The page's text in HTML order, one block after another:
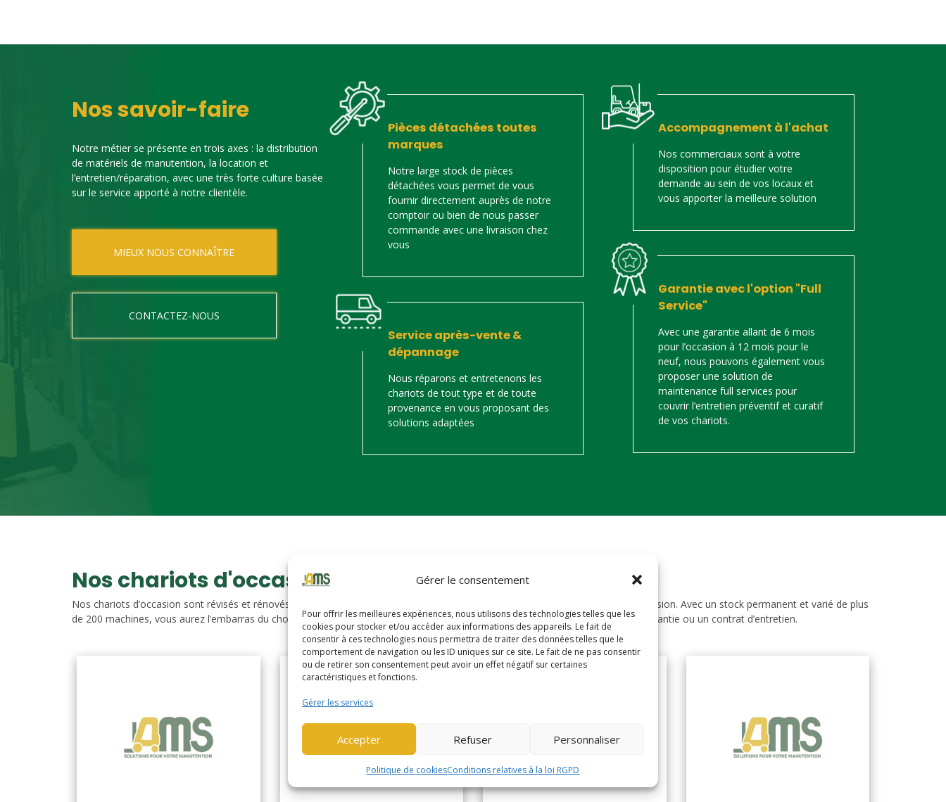
Gérer le consentement
Pour offrir les meilleures expériences, nous utilisons des technologies telles que les
cookies pour stocker et/ou accéder aux informations des appareils. Le fait de
consentir à ces technologies nous permettra de traiter des données telles que le
comportement de navigation ou les ID uniques sur ce site. Le fait de ne pas consentir
ou de retirer son consentement peut avoir un effet négatif sur certaines
caractéristiques et fonctions.
Gérer les services
Accepter Refuser Personnaliser
Politique de cookiesConditions relatives à la loi RGPD
Nos savoir-faire
Notre métier se présente en trois axes : la distribution
de matériels de manutention, la location et
l’entretien/réparation, avec une très forte culture basée
sur le service apporté à notre clientèle.
MIEUX NOUS CONNAÎTRE
CONTACTEZ-NOUS
Pièces détachées toutes
marques
Notre large stock de pièces
détachées vous permet de vous
fournir directement auprès de notre
comptoir ou bien de nous passer
commande avec une livraison chez
vous
Service après-vente &
dépannage
Nous réparons et entretenons les
chariots de tout type et de toute
provenance en vous proposant des
solutions adaptées
Accompagnement à l'achat
Nos commerciaux sont à votre
disposition pour étudier votre
demande au sein de vos locaux et
vous apporter la meilleure solution
Garantie avec l'option "Full
Service"
Avec une garantie allant de 6 mois
pour l’occasion à 12 mois pour le
neuf, nous pouvons également vous
proposer une solution de
maintenance full services pour
couvrir l’entretien préventif et curatif
de vos chariots.
Nos chariots d'occasion
Nos chariots d’occasion sont révisés et rénovés. Vous trouverez ci-dessous notre catalogue de matériels de manutention d’occasion. Avec un stock permanent et varié de plus
de 200 machines, vous aurez l’embarras du choix. Nos chariots sont révisés, reconditionnés, repeints, prêts à partir avec une garantie ou un contrat d’entretien.